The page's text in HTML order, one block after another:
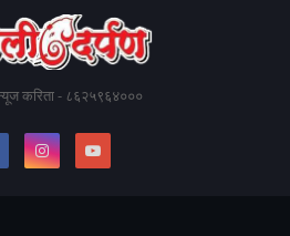
करिता - ८६२५९६४०००